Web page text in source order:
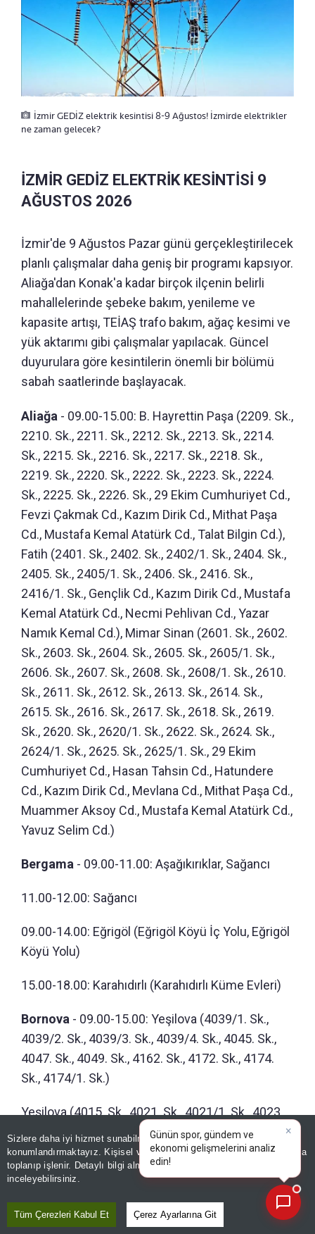
Sizlere daha iyi hizmet sunabilmek adına sitemizdeçerez
konumlandırmaktayız. Kişisel verileriniz, KVKK ve GDPR kapsamında
toplanıp işlenir. Detaylı bilgi almak için
inceleyebilirsiniz.
Tüm Çerezleri Kabul Et Çerez Ayarlarına Git
İzmir GEDİZ elektrik kesintisi 8-9 Ağustos! İzmirde elektrikler
ne zaman gelecek?
İZMİR GEDİZ ELEKTRİK KESİNTİSİ 9
AĞUSTOS 2026
İzmir'de 9 Ağustos Pazar günü gerçekleştirilecek
planlı çalışmalar daha geniş bir programı kapsıyor.
Aliağa'dan Konak'a kadar birçok ilçenin belirli
mahallelerinde şebeke bakım, yenileme ve
kapasite artışı, TEİAŞ trafo bakım, ağaç kesimi ve
yük aktarımı gibi çalışmalar yapılacak. Güncel
duyurulara göre kesintilerin önemli bir bölümü
sabah saatlerinde başlayacak.
Aliağa - 09.00-15.00: B. Hayrettin Paşa (2209. Sk.,
2210. Sk., 2211. Sk., 2212. Sk., 2213. Sk., 2214.
Sk., 2215. Sk., 2216. Sk., 2217. Sk., 2218. Sk.,
2219. Sk., 2220. Sk., 2222. Sk., 2223. Sk., 2224.
Sk., 2225. Sk., 2226. Sk., 29 Ekim Cumhuriyet Cd.,
Fevzi Çakmak Cd., Kazım Dirik Cd., Mithat Paşa
Cd., Mustafa Kemal Atatürk Cd., Talat Bilgin Cd.),
Fatih (2401. Sk., 2402. Sk., 2402/1. Sk., 2404. Sk.,
2405. Sk., 2405/1. Sk., 2406. Sk., 2416. Sk.,
2416/1. Sk., Gençlik Cd., Kazım Dirik Cd., Mustafa
Kemal Atatürk Cd., Necmi Pehlivan Cd., Yazar
Namık Kemal Cd.), Mimar Sinan (2601. Sk., 2602.
Sk., 2603. Sk., 2604. Sk., 2605. Sk., 2605/1. Sk.,
2606. Sk., 2607. Sk., 2608. Sk., 2608/1. Sk., 2610.
Sk., 2611. Sk., 2612. Sk., 2613. Sk., 2614. Sk.,
2615. Sk., 2616. Sk., 2617. Sk., 2618. Sk., 2619.
Sk., 2620. Sk., 2620/1. Sk., 2622. Sk., 2624. Sk.,
2624/1. Sk., 2625. Sk., 2625/1. Sk., 29 Ekim
Cumhuriyet Cd., Hasan Tahsin Cd., Hatundere
Cd., Kazım Dirik Cd., Mevlana Cd., Mithat Paşa Cd.,
Muammer Aksoy Cd., Mustafa Kemal Atatürk Cd.,
Yavuz Selim Cd.)
Bergama - 09.00-11.00: Aşağıkırıklar, Sağancı
11.00-12.00: Sağancı
09.00-14.00: Eğrigöl (Eğrigöl Köyü İç Yolu, Eğrigöl
Köyü Yolu)
15.00-18.00: Karahıdırlı (Karahıdırlı Küme Evleri)
Bornova - 09.00-15.00: Yeşilova (4039/1. Sk.,
4039/2. Sk., 4039/3. Sk., 4039/4. Sk., 4045. Sk.,
4047. Sk., 4049. Sk., 4162. Sk., 4172. Sk., 4174.
Sk., 4174/1. Sk.)
Yeşilova (4015. Sk., 4021. Sk., 4021/1. Sk., 4023.
Sk., 4025. Sk., 4027. Sk., 4030/1. Sk., 4032. Sk.,
4036. Sk.)
Dikili- 09.00-11.00: İsmetpaşa
×
Günün spor, gündem ve
ekonomi gelişmelerini analiz
edin!